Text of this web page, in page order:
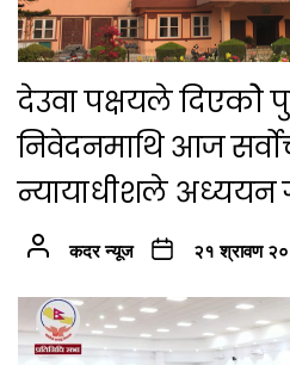
देउवा पक्षयले दिएकोे
निवेदनमाथि आज
न्यायाधीशले अध्ययन
कदर न्यूज २१ श्रावण